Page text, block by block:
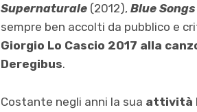
Supernaturale (2012), Blue Songs
sempre ben accolti da pubblico e
Giorgio Lo Cascio 2017 alla
Deregibus.
Costante negli anni la sua attività